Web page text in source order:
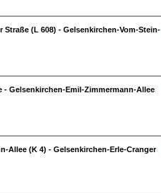
(L 608) - Gelsenkirchen-Vom-Stein-
- Gelsenkirchen-Emil-Zimmermann-Allee
Allee (K 4) - Gelsenkirchen-Erle-Cranger